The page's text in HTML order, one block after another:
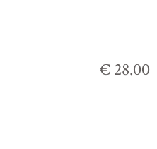
€ 28.00